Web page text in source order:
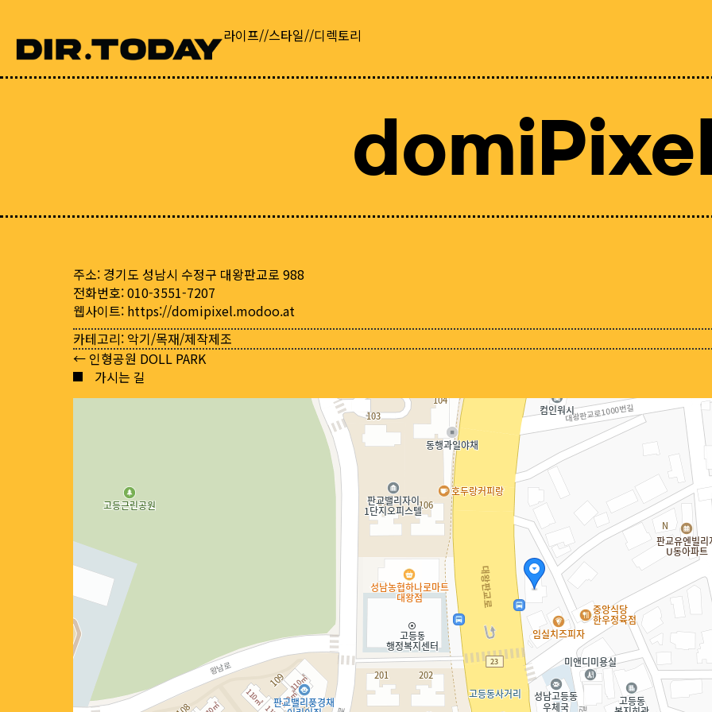
라이프//스타일//디렉토리
domiPixel
주소: 경기도 성남시 수정구 대왕판교로 988
전화번호: 010-3551-7207
웹사이트: https://domipixel.modoo.at
카테고리: 악기/목재/제작제조
Posts
navigation
← 인형공원 DOLL PARK
가시는 길